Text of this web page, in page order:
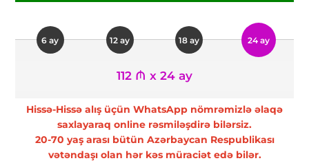
6 ay 12 ay 18 ay 24 ay
112 ₼ x 24 ay
Hissə-Hissə alış üçün WhatsApp nömrəmizlə əlaqə
saxlayaraq online rəsmiləşdirə bilərsiz.
20-70 yaş arası bütün Azərbaycan Respublikası
vətəndaşı olan hər kəs müraciət edə bilər.